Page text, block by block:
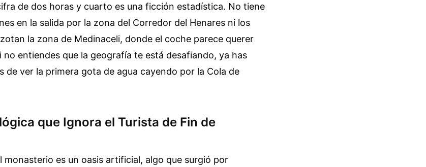
de dos horas y cuarto es una ficción estadística. No tiene
en la salida por la zona del Corredor del Henares ni los
la zona de Medinaceli, donde el coche parece querer
no entiendes que la geografía te está desafiando, ya has
de ver la primera gota de agua cayendo por la Cola de
que Ignora el Turista de Fin de
monasterio es un oasis artificial, algo que surgió por